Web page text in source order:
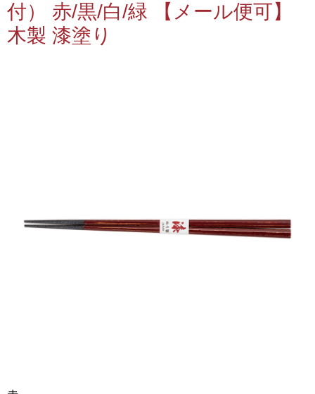
付） 赤/黒/白/緑 【メール便可】
木製 漆塗り